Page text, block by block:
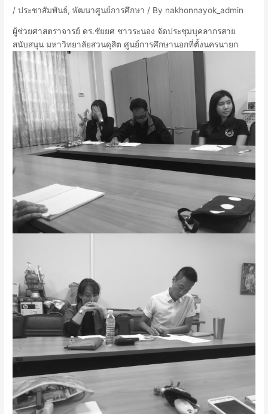
/ประชาสัมพันธ์,พัฒนาศูนย์การศึกษา / By nakhonnayok_admin
ผู้ช่วยศาสตราจารย์ ดร.ชัยยศ ชาวระนอง จัดประชุมบุคลากรสาย
สนับสนุน มหาวิทยาลัยสวนดุสิต ศูนย์การศึกษานอกที่ตั้งนครนายก